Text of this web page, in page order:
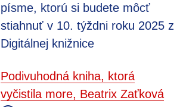
písme, ktorú si budete môcť
stiahnuť v 10. týždni roku 2025 z
Digitálnej knižnice
Podivuhodná kniha, ktorá
vyčistila more, Beatrix Zaťková